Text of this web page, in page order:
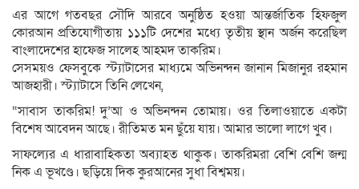
এর আগে গতবছর সৌদি আরবে অনুষ্ঠিত হওয়া আন্তর্জাতিক হিফজুল
কোরআন প্রতিযোগীতায় ১১১টি দেশের মধ্যে তৃতীয় স্থান অর্জন করেছিল
বাংলাদেশের হাফেজ সালেহ আহমদ তাকরিম।
সেসময়ও ফেসবুকে স্ট্যাটাসের মাধ্যমে অভিনন্দন জানান মিজানুর রহমান
আজহারী। স্ট্যাটাসে তিনি লেখেন,
“সাবাস তাকরিম! দু’আ ও অভিনন্দন তোমায়। ওর তিলাওয়াতে একটা
বিশেষ আবেদন আছে। রীতিমত মন ছুঁয়ে যায়। আমার ভালো লাগে খুব।
সাফল্যের এ ধারাবাহিকতা অব্যাহত থাকুক। তাকরিমরা বেশি বেশি জন্ম
নিক এ ভূখণ্ডে। ছড়িয়ে দিক কুরআনের সুধা বিশ্বময়।